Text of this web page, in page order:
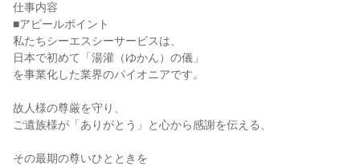
仕事内容
■アピールポイント
私たちシーエスシーサービスは、
日本で初めて「湯灌（ゆかん）の儀」
を事業化した業界のパイオニアです。
故人様の尊厳を守り、
ご遺族様が「ありがとう」と心から感謝を伝える、
その最期の尊いひとときを